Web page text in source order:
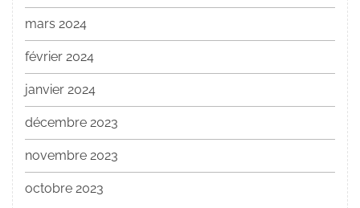
mars 2024
février 2024
janvier 2024
décembre 2023
novembre 2023
octobre 2023